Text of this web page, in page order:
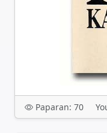
Paparan: 70